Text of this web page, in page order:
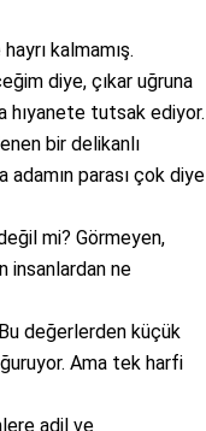
kalmamış.
diye, çıkar uğruna
hıyanete tutsak ediyor.
bir delikanlı
adamın parası çok diye
mi? Görmeyen,
insanlardan ne
değerlerden küçük
Ama tek harfi
adil ve